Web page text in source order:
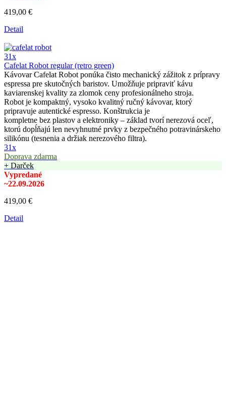
419,00 €
Detail
31x
Cafelat Robot regular (retro green)
Kávovar Cafelat Robot ponúka čisto mechanický zážitok z prípravy
espressa pre skutočných baristov. Umožňuje pripraviť kávu
kaviarenskej kvality za zlomok ceny profesionálneho stroja.
Robot je kompaktný, vysoko kvalitný ručný kávovar, ktorý
pripravuje autentické espresso. Konštrukcia je
kompletne bez plastov a elektroniky – základ tvorí nerezová oceľ,
ktorú dopĺňajú len nevyhnutné prvky z bezpečného potravinárskeho
silikónu (tesnenia a držiak nerezového filtra).
31x
Doprava zdarma
+ Darček
Vypredané
~22.09.2026
419,00 €
Detail